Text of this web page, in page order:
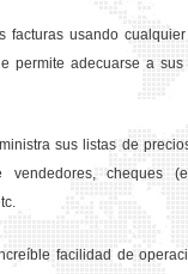
facturas usando
permite adecuarse a sus
sus listas de
cheques
facilidad de